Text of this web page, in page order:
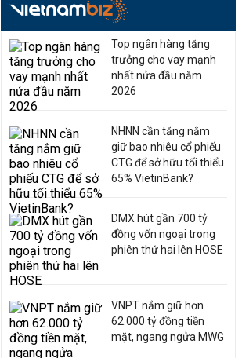
Top ngân hàng tăng
trưởng cho vay mạnh
nhất nửa đầu năm
2026
NHNN cần tăng nắm
giữ bao nhiêu cổ phiếu
CTG để sở hữu tối thiểu
65% VietinBank?
DMX hút gần 700 tỷ
đồng vốn ngoại trong
phiên thứ hai lên HOSE
VNPT nắm giữ hơn
62.000 tỷ đồng tiền
mặt, ngang ngửa MWG